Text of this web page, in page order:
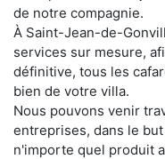
de notre compagnie.
À Saint-Jean-de-
services sur mesure,
définitive, tous les
bien de votre villa.
Nous pouvons venir
entreprises, dans le
n'importe quel produit